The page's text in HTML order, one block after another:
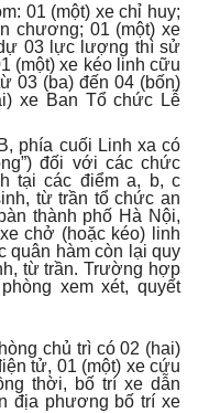
01 (một) xe chỉ huy;
chương; 01 (một) xe
03 lực lượng thì sử
(một) xe kéo linh cữu
03 (ba) đến 04 (bốn)
xe Ban Tổ chức Lễ
phía cuối Linh xa có
đối với các chức
tại các điểm a, b, c
từ trần tổ chức an
thành phố Hà Nội,
chở (hoặc kéo) linh
quân hàm còn lại quy
từ trần. Trường hợp
xem xét, quyết
chủ trì có 02 (hai)
tử, 01 (một) xe cứu
thời, bố trí xe dẫn
địa phương bố trí xe